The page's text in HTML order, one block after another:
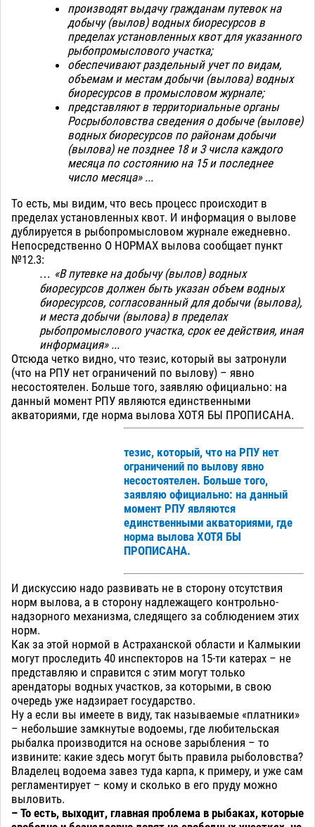
производят выдачу гражданам путевок на
добычу (вылов) водных биоресурсов в
пределах установленных квот для указанного
рыбопромыслового участка;
обеспечивают раздельный учет по видам,
объемам и местам добычи (вылова) водных
биоресурсов в промысловом журнале;
представляют в территориальные органы
Росрыболовства сведения о добыче (вылове)
водных биоресурсов по районам добычи
(вылова) не позднее 18 и 3 числа каждого
месяца по состоянию на 15 и последнее
число месяца» ...
То есть, мы видим, что весь процесс происходит в
пределах установленных квот. И информация о вылове
дублируется в рыбопромысловом журнале ежедневно.
Непосредственно О НОРМАХ вылова сообщает пункт
№12.3:
… «В путевке на добычу (вылов) водных
биоресурсов должен быть указан объем водных
биоресурсов, согласованный для добычи (вылова),
и места добычи (вылова) в пределах
рыбопромыслового участка, срок ее действия, иная
информация» ...
Отсюда четко видно, что тезис, который вы затронули
(что на РПУ нет ограничений по вылову) – явно
несостоятелен. Больше того, заявляю официально: на
данный момент РПУ являются единственными
акваториями, где норма вылова ХОТЯ БЫ ПРОПИСАНА.
тезис, который, что на РПУ нет
ограничений по вылову явно
несостоятелен. Больше того,
заявляю официально: на данный
момент РПУ являются
единственными акваториями, где
норма вылова ХОТЯ БЫ
ПРОПИСАНА.
И дискуссию надо развивать не в сторону отсутствия
норм вылова, а в сторону надлежащего контрольно-
надзорного механизма, следящего за соблюдением этих
норм.
Как за этой нормой в Астраханской области и Калмыкии
могут проследить 40 инспекторов на 15-ти катерах – не
представляю и справится с этим могут только
арендаторы водных участков, за которыми, в свою
очередь уже надзирает государство.
Ну а если вы имеете в виду, так называемые «платники»
– небольшие замкнутые водоемы, где любительская
рыбалка производится на основе зарыбления – то
извините: какие здесь могут быть правила рыболовства?
Владелец водоема завез туда карпа, к примеру, и уже сам
регламентирует – кому и сколько в его пруду можно
выловить.
– То есть, выходит, главная проблема в рыбаках, которые